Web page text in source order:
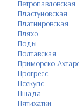
Петропавловская
Пластуновская
Платнировская
Пляхо
Поды
Полтавская
Приморско-
Прогресс
Псекупс
Пшада
Пятихатки